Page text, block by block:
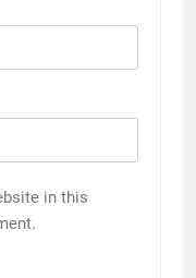
in this